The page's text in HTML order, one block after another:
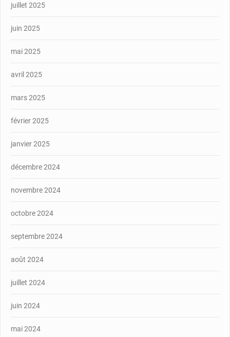
juillet 2025
juin 2025
mai 2025
avril 2025
mars 2025
février 2025
janvier 2025
décembre 2024
novembre 2024
octobre 2024
septembre 2024
août 2024
juillet 2024
juin 2024
mai 2024